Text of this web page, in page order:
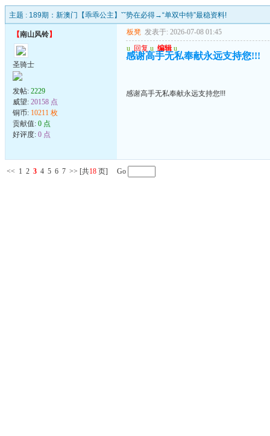
主题 : 189期：新澳门【乖乖公主】ˇˇ势在必得→“单双中特”最稳资料!
【南山风铃】
圣骑士
发帖: 2229
威望: 20158 点
铜币: 10211 枚
贡献值: 0 点
好评度: 0 点
板凳 发表于: 2026-07-08 01:45
u 回复 u 编辑 u
感谢高手无私奉献永远支持您!!!
感谢高手无私奉献永远支持您!!!
<< 1 2 3 4 5 6 7 >> [共18 页] Go